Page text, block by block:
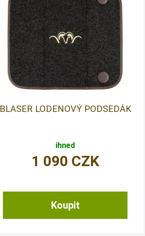
BLASER LODENOVÝ PODSEDÁK
ihned
1 090 CZK